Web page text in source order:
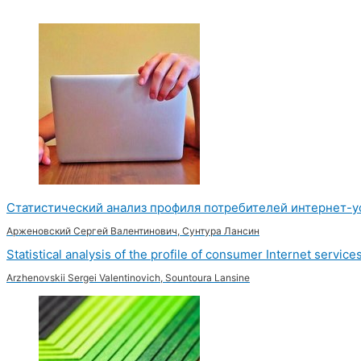
Статистический анализ профиля потребителей интернет-
Арженовский Сергей Валентинович, Сунтура Лансин
Statistical analysis of the profile of consumer Internet services
Arzhenovskii Sergei Valentinovich, Sountoura Lansine